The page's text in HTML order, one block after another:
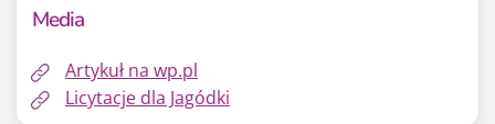
Media
Artykuł na wp.pl
Licytacje dla Jagódki